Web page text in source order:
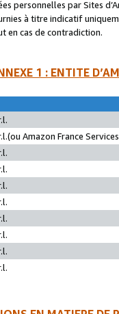
personnelles par Sites
à titre indicatif
en cas de contradiction.
1 : ENTITE
Amazon France